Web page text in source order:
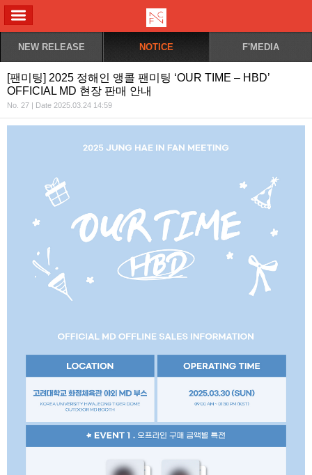
NEW RELEASE NOTICE F'MEDIA
[팬미팅] 2025 정해인 앵콜 팬미팅 ‘OUR TIME – HBD’
OFFICIAL MD 현장 판매 안내
No. 27 | Date 2025.03.24 14:59